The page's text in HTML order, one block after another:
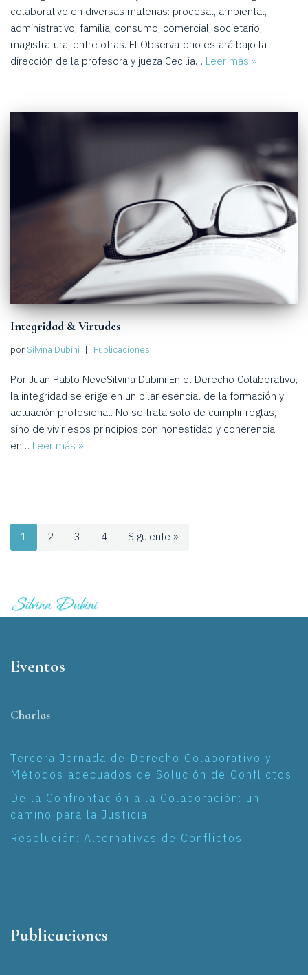
colaborativo en diversas materias: procesal, ambiental,
administrativo, familia, consumo, comercial, societario,
magistratura, entre otras. El Observatorio estará bajo la
dirección de la profesora y jueza Cecilia… Leer más »
Integridad & Virtudes
porSilvina Dubini Publicaciones
Por Juan Pablo NeveSilvina Dubini En el Derecho Colaborativo,
la integridad se erige en un pilar esencial de la formación y
actuación profesional. No se trata solo de cumplir reglas,
sino de vivir esos principios con honestidad y coherencia
en… Leer más »
1 2 3 4 Siguiente »
Eventos
Charlas
Tercera Jornada de Derecho Colaborativo y
Métodos adecuados de Solución de Conflictos
De la Confrontación a la Colaboración: un
camino para la Justicia
Resolución: Alternativas de Conflictos
Publicaciones